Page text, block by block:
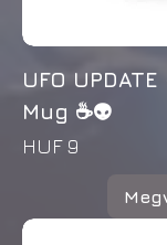
UFO
Mug ☕👽
Price
HUF 9